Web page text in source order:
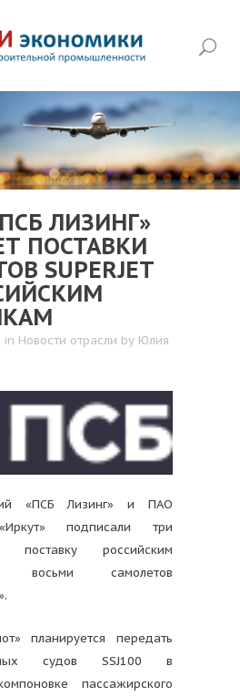
ЛИЗИНГ»
ПОСТАВКИ
SUPERJET
in Новости отрасли by Юлия
«ПСБ Лизинг» и ПАО
подписали три
поставку российским
восьми самолетов
планируется передать
судов SSJ100 в
пассажирского